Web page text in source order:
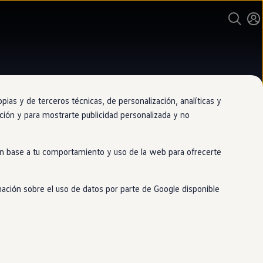
Pacífico Sueca
y de terceros técnicas, de personalización, analíticas y
y para mostrarte publicidad personalizada y no
base a tu comportamiento y uso de la web para ofrecerte
sobre el uso de datos por parte de Google disponible